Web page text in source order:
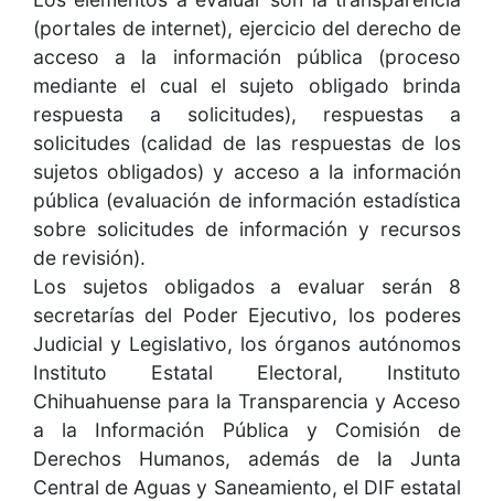
(portales de internet), ejercicio del derecho de
acceso a la información pública (proceso
mediante el cual el sujeto obligado brinda
respuesta a solicitudes), respuestas a
solicitudes (calidad de las respuestas de los
sujetos obligados) y acceso a la información
pública (evaluación de información estadística
sobre solicitudes de información y recursos
de revisión).
Los sujetos obligados a evaluar serán 8
secretarías del Poder Ejecutivo, los poderes
Judicial y Legislativo, los órganos autónomos
Instituto Estatal Electoral, Instituto
Chihuahuense para la Transparencia y Acceso
a la Información Pública y Comisión de
Derechos Humanos, además de la Junta
Central de Aguas y Saneamiento, el DIF estatal